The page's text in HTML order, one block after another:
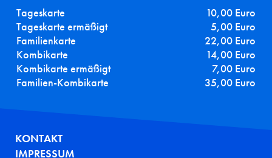
Tageskarte
10,00 Euro
Tageskarte ermäßigt
5,00 Euro
Familienkarte
22,00 Euro
Kombikarte
14,00 Euro
Kombikarte ermäßigt
7,00 Euro
Familien-Kombikarte
35,00 Euro
FUSSZEILE
KONTAKT
IMPRESSUM